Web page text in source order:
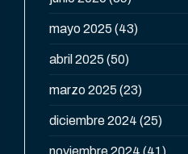
mayo 2025 (43)
abril 2025 (50)
marzo 2025 (23)
diciembre 2024 (25)